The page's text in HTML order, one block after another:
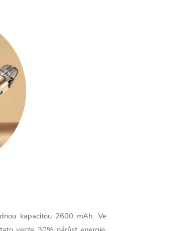
kapacitou 2600 mAh. Ve